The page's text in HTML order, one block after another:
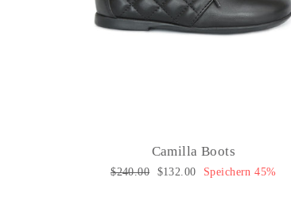
Camilla Boots
Normaler
$240.00 Sonderpreis
$132.00 Speichern 45%